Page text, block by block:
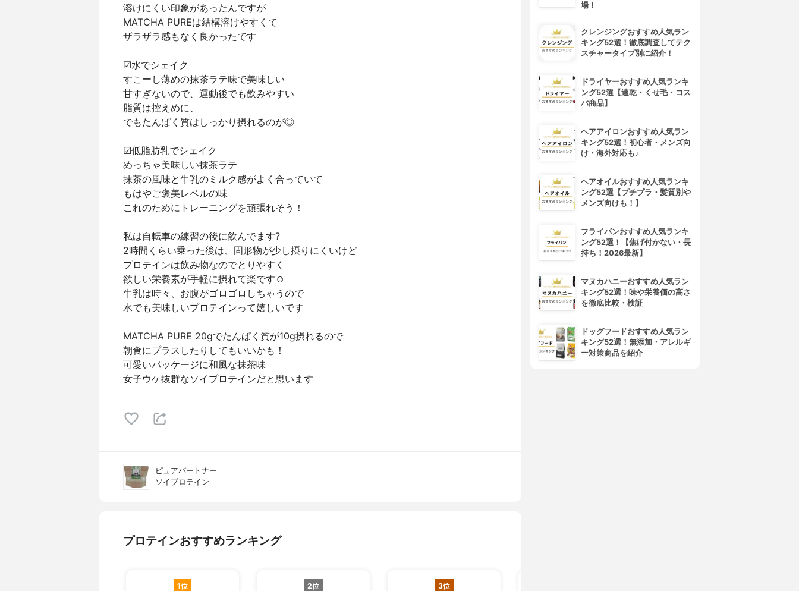
溶けにくい印象があったんですが
MATCHA PUREは結構溶けやすくて
ザラザラ感もなく良かったです
☑︎水でシェイク
すこーし薄めの抹茶ラテ味で美味しい
甘すぎないので、運動後でも飲みやすい
脂質は控えめに、
でもたんぱく質はしっかり摂れるのが◎
☑︎低脂肪乳でシェイク
めっちゃ美味しい抹茶ラテ
抹茶の風味と牛乳のミルク感がよく合っていて
もはやご褒美レベルの味
これのためにトレーニングを頑張れそう！
私は自転車の練習の後に飲んでます?
2時間くらい乗った後は、固形物が少し摂りにくいけど
プロテインは飲み物なのでとりやすく
欲しい栄養素が手軽に摂れて楽です☺️
牛乳は時々、お腹がゴロゴロしちゃうので
水でも美味しいプロテインって嬉しいです
MATCHA PURE 20gでたんぱく質が10g摂れるので
朝食にプラスしたりしてもいいかも！
可愛いパッケージに和風な抹茶味
女子ウケ抜群なソイプロテインだと思います
ピュアパートナー
ソイプロテイン
プロテインおすすめランキング
1位 2位 3位
場！
クレンジングおすすめ人気ラン
キング52選！徹底調査してテク
スチャータイプ別に紹介！
ドライヤーおすすめ人気ランキ
ング52選【速乾・くせ毛・コス
パ商品】
ヘアアイロンおすすめ人気ラン
キング52選！初心者・メンズ向
け・海外対応も♪
ヘアオイルおすすめ人気ランキ
ング52選【プチプラ・髪質別や
メンズ向けも！】
フライパンおすすめ人気ランキ
ング52選！【焦げ付かない・長
持ち！2026最新】
マヌカハニーおすすめ人気ラン
キング52選！味や栄養価の高さ
を徹底比較・検証
ドッグフードおすすめ人気ラン
キング52選！無添加・アレルギ
ー対策商品を紹介